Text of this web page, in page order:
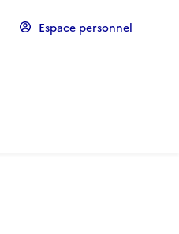
Espace personnel